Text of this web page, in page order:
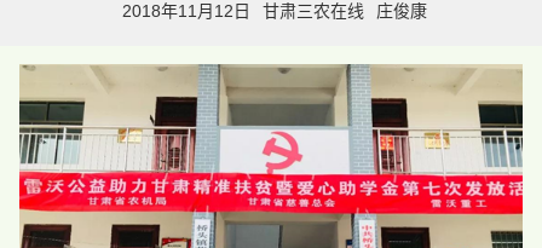
2018年11月12日 甘肃三农在线 庄俊康